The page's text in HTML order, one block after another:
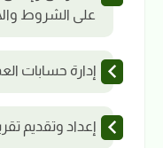
على الشروط
إدارة حسابات
إعداد وتقديم